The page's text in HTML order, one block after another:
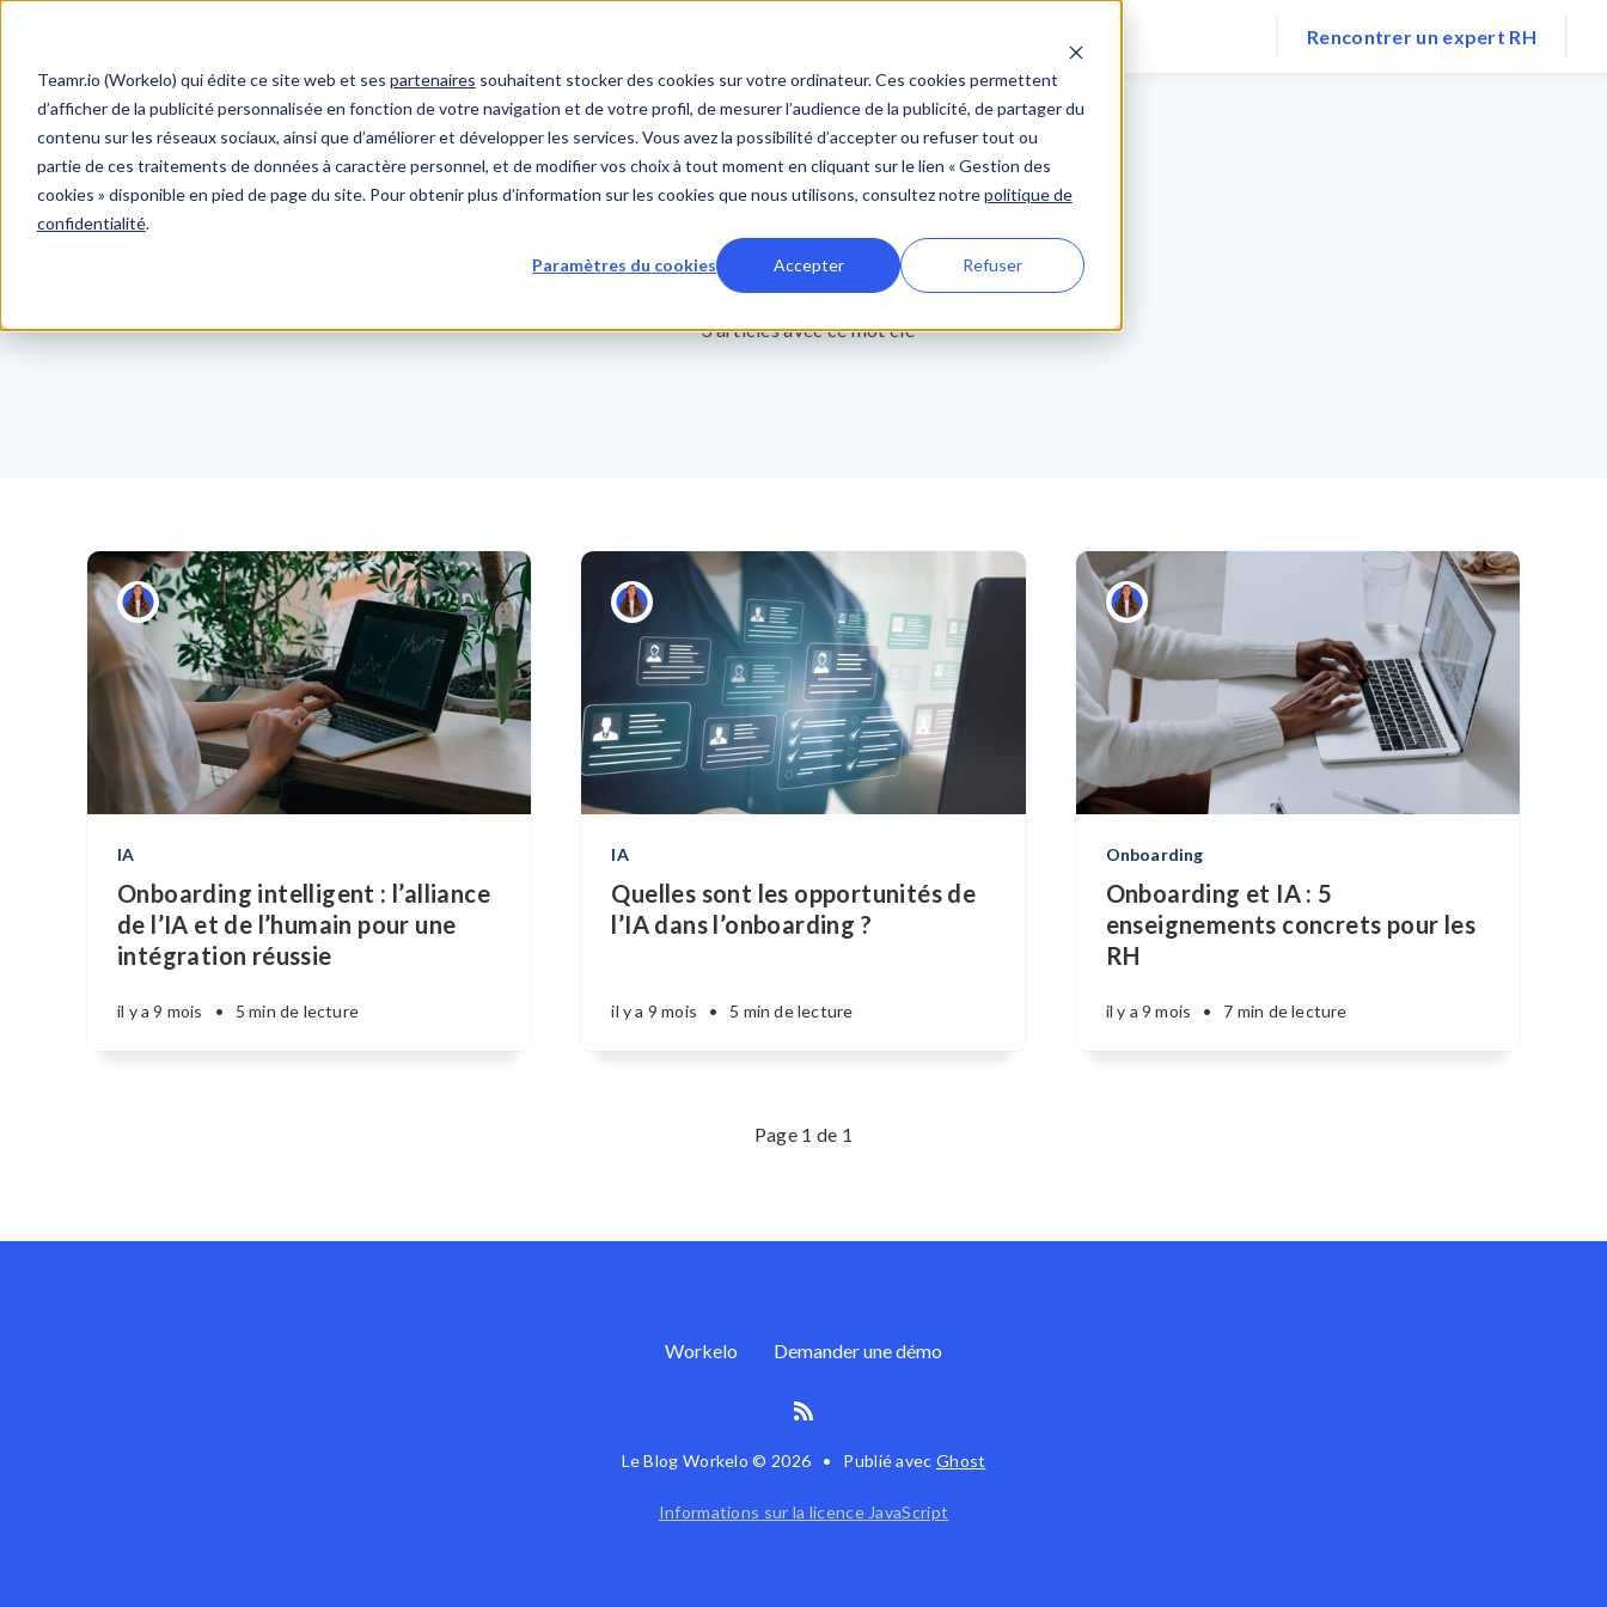
Teamr.io (Workelo) qui édite ce site web et ses partenaires souhaitent stocker des cookies sur votre ordinateur. Ces cookies permettent
d’afficher de la publicité personnalisée en fonction de votre navigation et de votre profil, de mesurer l’audience de la publicité, de partager du
contenu sur les réseaux sociaux, ainsi que d’améliorer et développer les services. Vous avez la possibilité d’accepter ou refuser tout ou
partie de ces traitements de données à caractère personnel, et de modifier vos choix à tout moment en cliquant sur le lien « Gestion des
cookies » disponible en pied de page du site. Pour obtenir plus d’information sur les cookies que nous utilisons, consultez notrepolitique de
confidentialité.
Paramètres du cookies Accepter Refuser
Rencontrer un expert RH
IA
3 articles avec ce mot clé
IA
Onboarding intelligent : l’alliance
de l’IA et de l’humain pour une
intégration réussie
il y a 9 mois • 5 min de lecture
IA
Quelles sont les opportunités de
l’IA dans l’onboarding ?
il y a 9 mois • 5 min de lecture
Onboarding
Onboarding et IA : 5
enseignements concrets pour les
RH
il y a 9 mois • 7 min de lecture
Page 1 de 1
Workelo Demander une démo
Le Blog Workelo © 2026 • Publié avec Ghost
Informations sur la licence JavaScript